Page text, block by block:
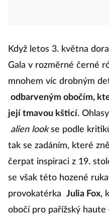
Když letos 3. května
Gala v rozměrné černé
mnohem víc drobným
odbarveným obočím,
její tmavou kšticí.
alien lookse podle
tak se zadáním, které
čerpat inspiraci z 19.
se však této hozené
provokatérka
Julia Fox,
obočí pro pařížský